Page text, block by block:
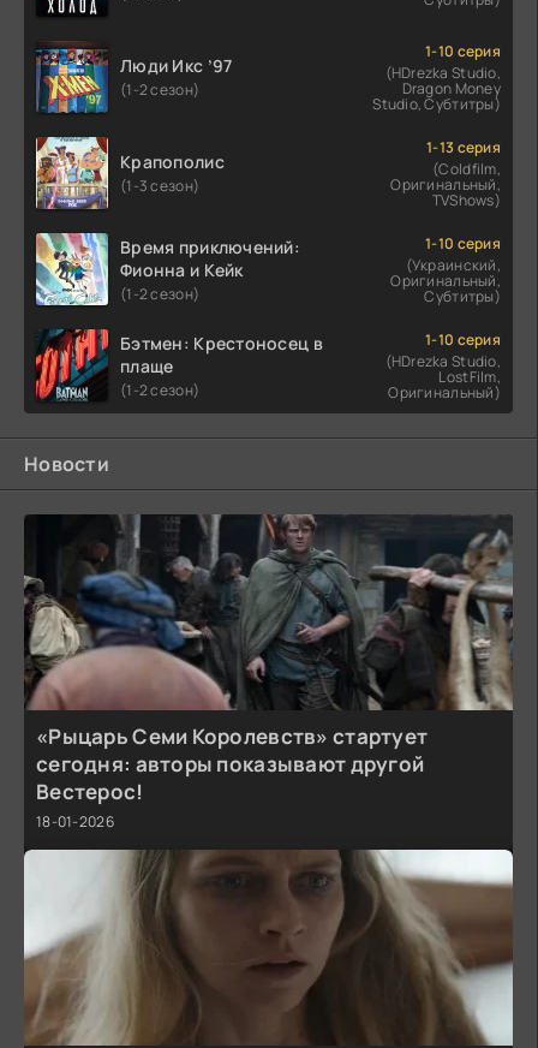
Люди Икс ’97
(1-2 сезон)
1-10 серия
(HDrezka Studio,
Dragon Money
Studio, Субтитры)
Крапополис
(1-3 сезон)
1-13 серия
(Coldfilm,
Оригинальный,
TVShows)
Время приключений:
Фионна и Кейк
(1-2 сезон)
1-10 серия
(Украинский,
Оригинальный,
Субтитры)
Бэтмен: Крестоносец в
плаще
(1-2 сезон)
1-10 серия
(HDrezka Studio,
LostFilm,
Оригинальный)
Новости
«Рыцарь Семи Королевств» стартует
сегодня: авторы показывают другой
Вестерос!
18-01-2026